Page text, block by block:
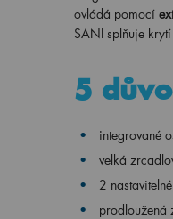
ovládá pomocí
SANI splňuje
5
integrované
velká
2
prodloužená